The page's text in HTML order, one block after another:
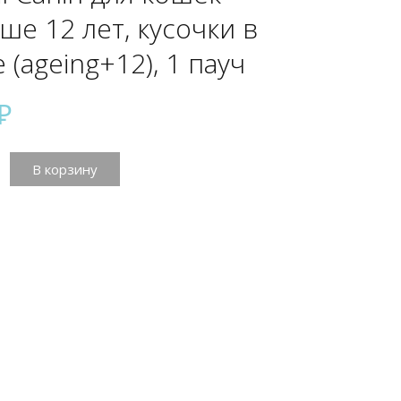
12 лет, кусочки в
(ageing+12), 1 пауч
В корзину